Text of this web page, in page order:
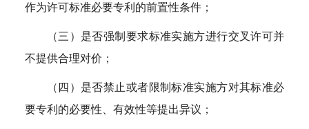
作为许可标准必要专利的前置性条件；
（三）是否强制要求标准实施方进行交叉许可并
不提供合理对价；
（四）是否禁止或者限制标准实施方对其标准必
要专利的必要性、有效性等提出异议；